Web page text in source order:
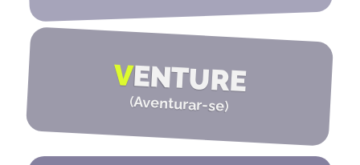
VENTURE
(Aventurar-se)